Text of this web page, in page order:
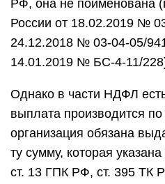
РФ, она не поименована
России от 18.02.2019 №
24.12.2018 № 03-04-05/
14.01.2019 № БС-4-11/
Однако в части НДФЛ
выплата производится
организация обязана
ту сумму, которая
ст. 13 ГПК РФ, ст. 395 ТК